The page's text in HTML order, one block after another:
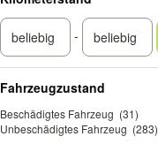
-
Fahrzeugzustand
Beschädigtes Fahrzeug (31)
Unbeschädigtes Fahrzeug (283)